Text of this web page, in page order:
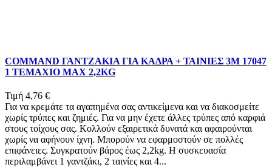
COMMAND ΓΑΝΤΖΑΚΙΑ ΓΙΑ ΚΑΔΡΑ + ΤΑΙΝΙΕΣ 3Μ 17047
1 ΤΕΜΑΧΙΟ MAX 2,2KG
Τιμή 4,76 €
Για να κρεμάτε τα αγαπημένα σας αντικείμενα και να διακοσμείτε
χωρίς τρύπες και ζημιές. Για να μην έχετε άλλες τρύπες από καρφιά
στους τοίχους σας. Κολλούν εξαιρετικά δυνατά και αφαιρούνται
χωρίς να αφήνουν ίχνη. Μπορούν να εφαρμοστούν σε πολλές
επιφάνειες. Συγκρατούν βάρος έως 2,2kg. Η συσκευασία
περιλαμβάνει 1 γαντζάκι, 2 ταινίες και 4...